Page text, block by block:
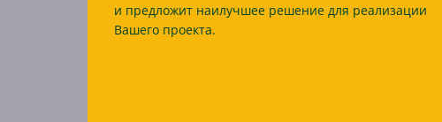
и предложит наилучшее решение для реализации
Вашего проекта.